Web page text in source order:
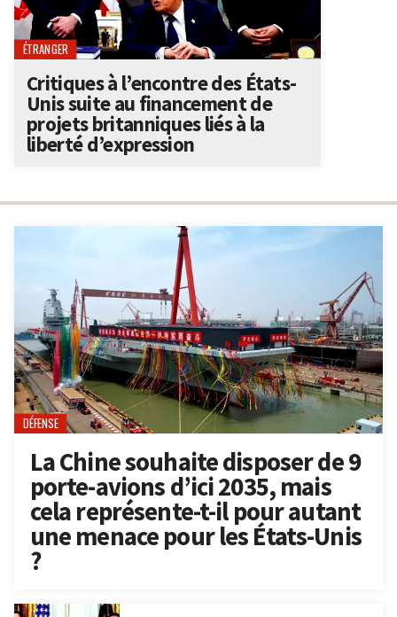
DÉFENSE
La Chine souhaite disposer de 9
porte-avions d’ici 2035, mais
cela représente-t-il pour autant
une menace pour les États-Unis
?
ÉTRANGER
Critiques à l’encontre des États-
Unis suite au financement de
projets britanniques liés à la
liberté d’expression